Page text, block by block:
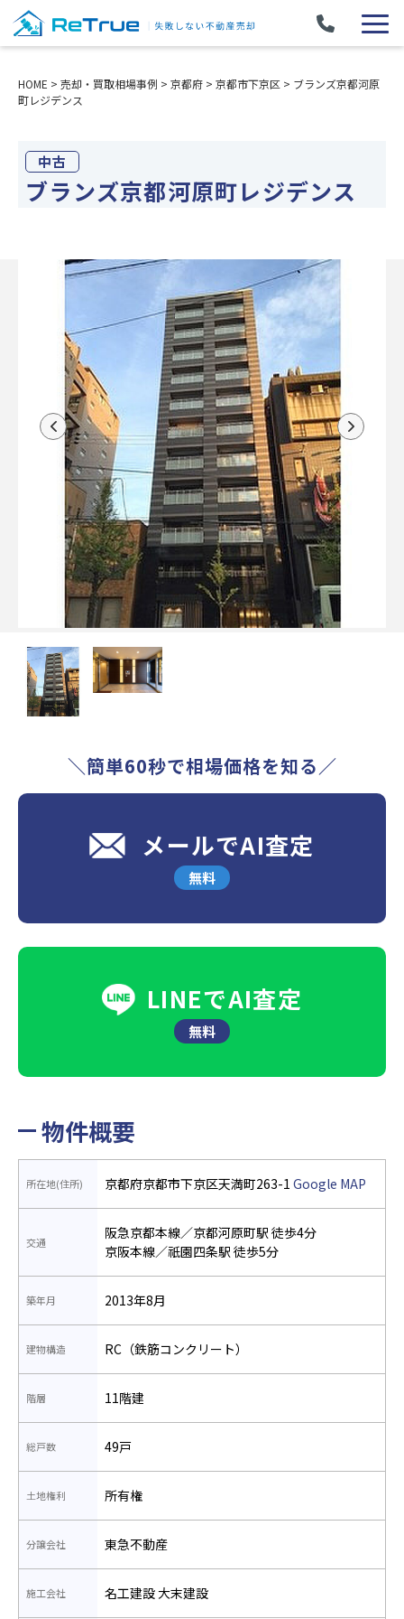
HOME > 売却・買取相場事例 > 京都府 > 京都市下京区 > ブランズ京都河原
町レジデンス
中古
ブランズ京都河原町レジデンス
＼簡単60秒で相場価格を知る／
メールでAI査定
無料
LINEでAI査定
無料
物件概要
所在地(住所) 京都府京都市下京区天満町263-1 Google MAP
交通
阪急京都本線／京都河原町駅 徒歩4分
京阪本線／祇園四条駅 徒歩5分
築年月 2013年8月
建物構造 RC（鉄筋コンクリート）
階層 11階建
総戸数 49戸
土地権利 所有権
分譲会社 東急不動産
施工会社 名工建設 大末建設